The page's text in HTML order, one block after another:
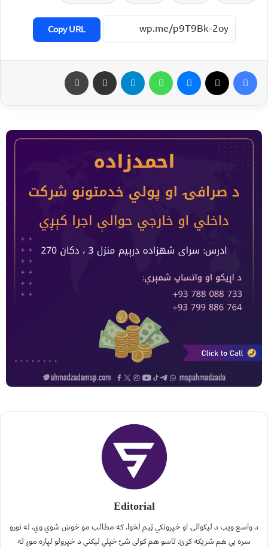
Copy URL
Editorial
د واسع ویب د لیکوالۍ او خپرونکي ټیم لخوا. که مطالب مو خوښ شوي وي، له نورو
سره یې هم شریکه کړئ. تاسو هم کولی شئ خپلې لیکنې د خپرولو لپاره موږ ته